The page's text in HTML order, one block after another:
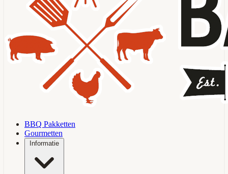
BBQ Pakketten
Gourmetten
Informatie